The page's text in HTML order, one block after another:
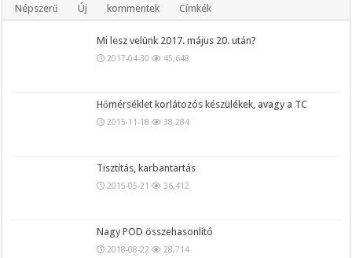
Népszerű Új kommentek Címkék
Mi lesz velünk 2017. május 20. után?
2017-04-30 45,648
Hőmérséklet korlátozós készülékek, avagy a TC
2015-11-18 38,284
Tisztítás, karbantartás
2015-05-21 36,412
Nagy POD összehasonlító
2018-08-22 28,714